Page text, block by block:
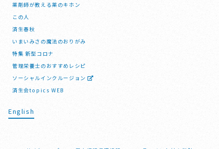
薬剤師が教える薬のキホン
この人
済生春秋
いまいみさの魔法のおりがみ
特集 新型コロナ
管理栄養士のおすすめレシピ
ソーシャルインクルージョン
済生会topics WEB
English